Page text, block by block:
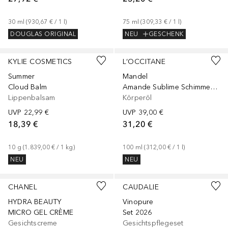
30 ml (930,67 € / 1 l)
DOUGLAS ORIGINAL
75 ml (309,33 € / 1 l)
NEU
GESCHENK
KYLIE COSMETICS
Summer
Cloud Balm
Lippenbalsam
UVP 22,99 €
18,39 €
10 g (1.839,00 € / 1 kg)
NEU
L’OCCITANE
Mandel
Amande Sublime Schimmernd
Körperöl
UVP 39,00 €
31,20 €
100 ml (312,00 € / 1 l)
NEU
CHANEL
HYDRA BEAUTY
MICRO GEL CRÈME
Gesichtscreme
CAUDALIE
Vinopure
Set 2026
Gesichtspflegeset